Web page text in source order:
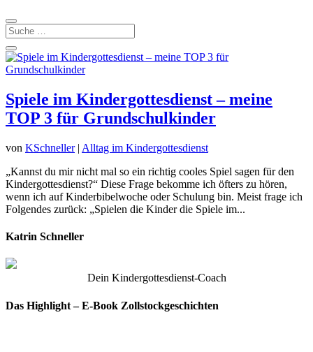
Spiele im Kindergottesdienst – meine
TOP 3 für Grundschulkinder
von KSchneller| Alltag im Kindergottesdienst
„Kannst du mir nicht mal so ein richtig cooles Spiel sagen für den
Kindergottesdienst?“ Diese Frage bekomme ich öfters zu hören,
wenn ich auf Kinderbibelwoche oder Schulung bin. Meist frage ich
Folgendes zurück: „Spielen die Kinder die Spiele im...
Katrin Schneller
Dein Kindergottesdienst-Coach
Das Highlight – E-Book Zollstockgeschichten